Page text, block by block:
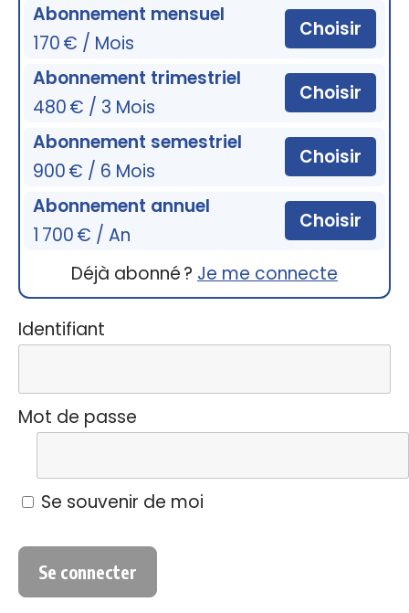
Abonnement mensuel
170 € / Mois
Choisir
Abonnement trimestriel
480 € / 3 Mois
Choisir
Abonnement semestriel
900 € / 6 Mois
Choisir
Abonnement annuel
1 700 € / An
Choisir
Déjà abonné ? Je me connecte
Identifiant
Mot de passe
Se souvenir de moi